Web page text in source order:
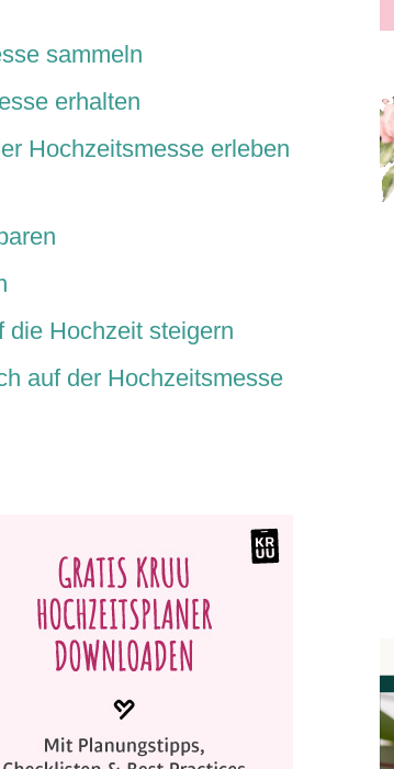
sammeln
erhalten
Hochzeitsmesse erleben
die Hochzeit steigern
auf der Hochzeitsmesse